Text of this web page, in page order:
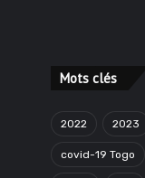
Mots clés
2022 2023
covid-19 Togo